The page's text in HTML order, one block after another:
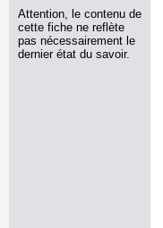
Attention, le contenu de
cette fiche ne reflète
pas nécessairement le
dernier état du savoir.